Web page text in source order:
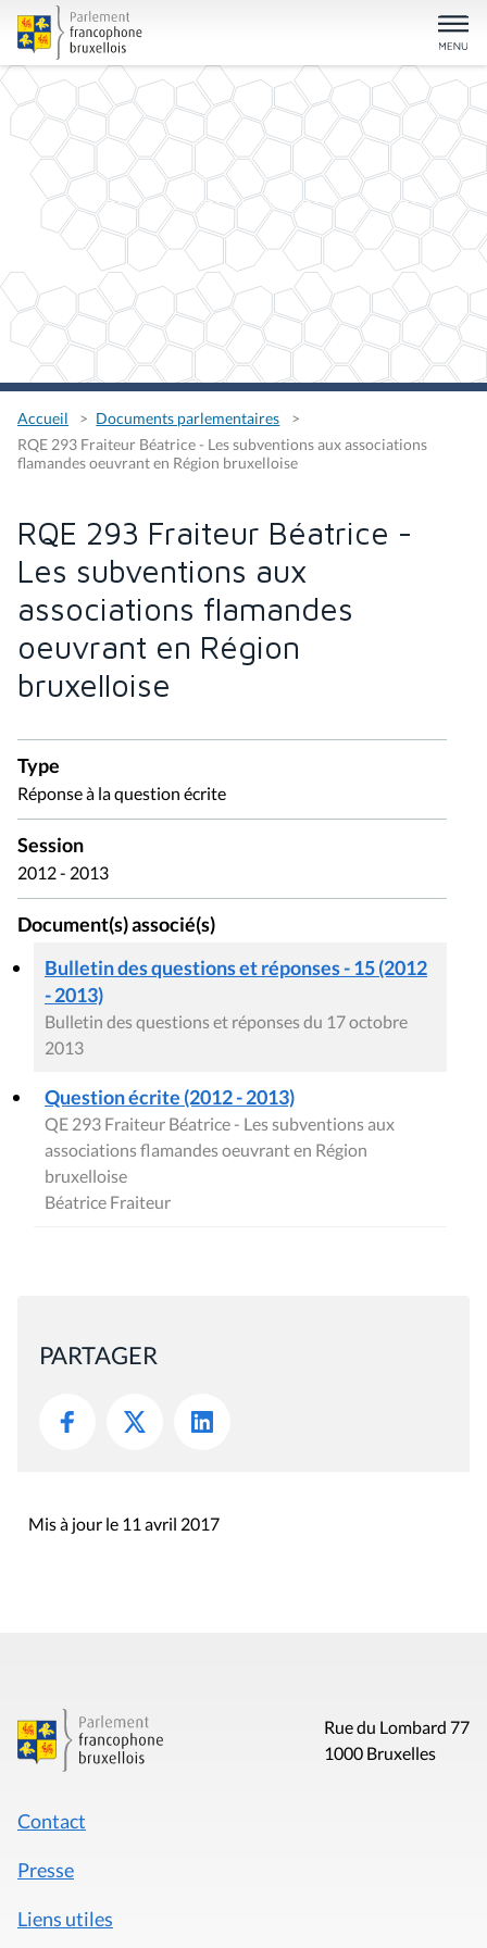
Accueil
Documents parlementaires
RQE 293 Fraiteur Béatrice - Les subventions aux associations
flamandes oeuvrant en Région bruxelloise
RQE 293 Fraiteur Béatrice -
Les subventions aux
associations flamandes
oeuvrant en Région
bruxelloise
Type
Réponse à la question écrite
Session
2012 - 2013
Document(s) associé(s)
Bulletin des questions et réponses - 15 (2012
- 2013)
Bulletin des questions et réponses du 17 octobre
2013
Question écrite (2012 - 2013)
QE 293 Fraiteur Béatrice - Les subventions aux
associations flamandes oeuvrant en Région
bruxelloise
Béatrice Fraiteur
PARTAGER
Mis à jour le 11 avril 2017
Rue du Lombard 77
1000 Bruxelles
Contact
Presse
Liens utiles